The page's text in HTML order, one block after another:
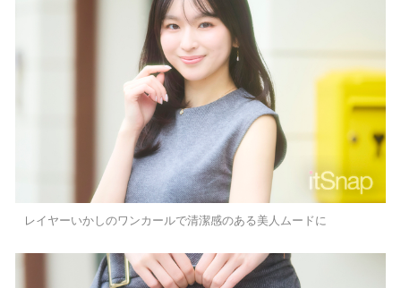
レイヤーいかしのワンカールで清潔感のある美人ムードに